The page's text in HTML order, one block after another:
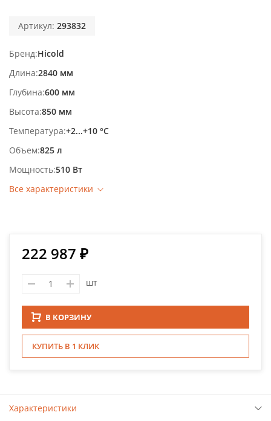
Артикул: 293832
Бренд Hicold
Длина 2840 мм
Глубина 600 мм
Высота 850 мм
Температура +2...+10 °С
Объем 825 л
Мощность 510 Вт
Все характеристики
222 987 ₽
шт
В КОРЗИНУ
КУПИТЬ В 1 КЛИК
Характеристики